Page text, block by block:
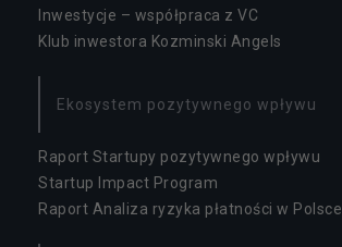
Inwestycje – współpraca z VC
Klub inwestora Kozminski Angels
Ekosystem pozytywnego wpływu
Raport Startupy pozytywnego wpływu
Startup Impact Program
Raport Analiza ryzyka płatności w Polsce